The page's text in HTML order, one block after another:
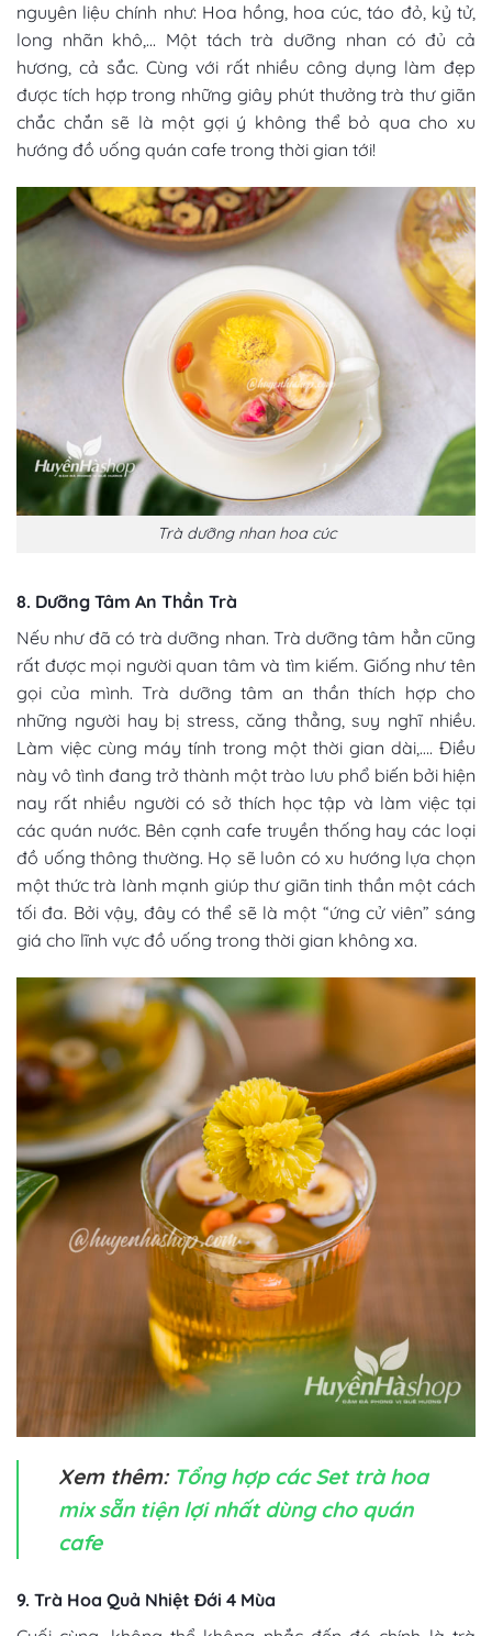
nguyên liệu chính như: Hoa hồng, hoa cúc, táo đỏ, kỷ tử,
long nhãn khô,… Một tách trà dưỡng nhan có đủ cả
hương, cả sắc. Cùng với rất nhiều công dụng làm đẹp
được tích hợp trong những giây phút thưởng trà thư giãn
chắc chắn sẽ là một gợi ý không thể bỏ qua cho xu
hướng đồ uống quán cafe trong thời gian tới!
Trà dưỡng nhan hoa cúc
8. Dưỡng Tâm An Thần Trà
Nếu như đã có trà dưỡng nhan. Trà dưỡng tâm hẳn cũng
rất được mọi người quan tâm và tìm kiếm. Giống như tên
gọi của mình. Trà dưỡng tâm an thần thích hợp cho
những người hay bị stress, căng thẳng, suy nghĩ nhiều.
Làm việc cùng máy tính trong một thời gian dài,…. Điều
này vô tình đang trở thành một trào lưu phổ biến bởi hiện
nay rất nhiều người có sở thích học tập và làm việc tại
các quán nước. Bên cạnh cafe truyền thống hay các loại
đồ uống thông thường. Họ sẽ luôn có xu hướng lựa chọn
một thức trà lành mạnh giúp thư giãn tinh thần một cách
tối đa. Bởi vậy, đây có thể sẽ là một “ứng cử viên” sáng
giá cho lĩnh vực đồ uống trong thời gian không xa.
Xem thêm: Tổng hợp các Set trà hoa
mix sẵn tiện lợi nhất dùng cho quán
cafe
9. Trà Hoa Quả Nhiệt Đới 4 Mùa